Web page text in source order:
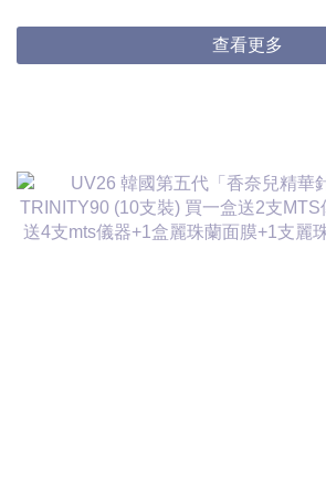
查看更多